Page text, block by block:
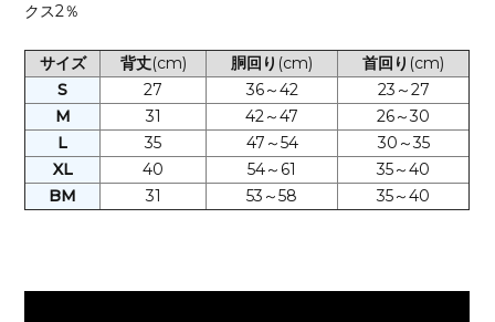
クス2％
サイズ 背丈(cm) 胴回り (cm) 首回り (cm)
S
27 36～42
23～27
M
31 42～47
26～30
L
35 47～54
30～35
XL
40 54～61
35～40
BM
31 53～58 35～40